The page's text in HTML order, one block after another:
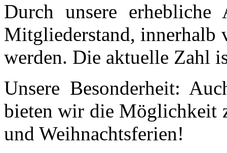
Durch unsere erhebliche
Mitgliederstand, innerhalb
werden. Die aktuelle Zahl
Unsere Besonderheit:
bieten wir die Möglichkeit
und Weihnachtsferien!